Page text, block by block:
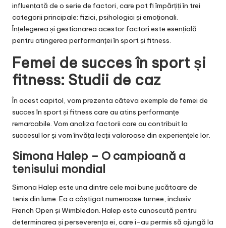
influențată de o serie de factori, care pot fi împărțiți în trei
categorii principale: fizici, psihologici și emoționali.
Înțelegerea și gestionarea acestor factori este esențială
pentru atingerea performanței în sport și fitness.
Femei de succes în sport și
fitness: Studii de caz
În acest capitol, vom prezenta câteva exemple de femei de
succes în sport și fitness care au atins performanțe
remarcabile. Vom analiza factorii care au contribuit la
succesul lor și vom învăța lecții valoroase din experiențele lor.
Simona Halep – O campioană a
tenisului mondial
Simona Halep este una dintre cele mai bune jucătoare de
tenis din lume. Ea a câștigat numeroase turnee, inclusiv
French Open și Wimbledon. Halep este cunoscută pentru
determinarea și perseverența ei, care i-au permis să ajungă la